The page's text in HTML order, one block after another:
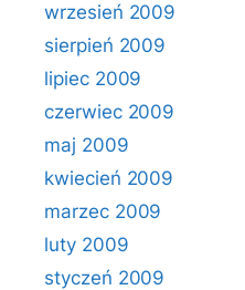
wrzesień 2009
sierpień 2009
lipiec 2009
czerwiec 2009
maj 2009
kwiecień 2009
marzec 2009
luty 2009
styczeń 2009